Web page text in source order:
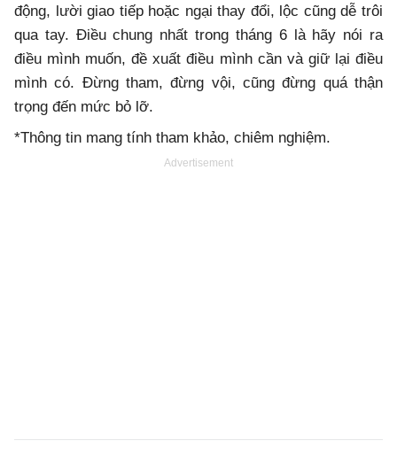
động, lười giao tiếp hoặc ngại thay đổi, lộc cũng dễ trôi
qua tay. Điều chung nhất trong tháng 6 là hãy nói ra
điều mình muốn, đề xuất điều mình cần và giữ lại điều
mình có. Đừng tham, đừng vội, cũng đừng quá thận
trọng đến mức bỏ lỡ.
*Thông tin mang tính tham khảo, chiêm nghiệm.
Advertisement